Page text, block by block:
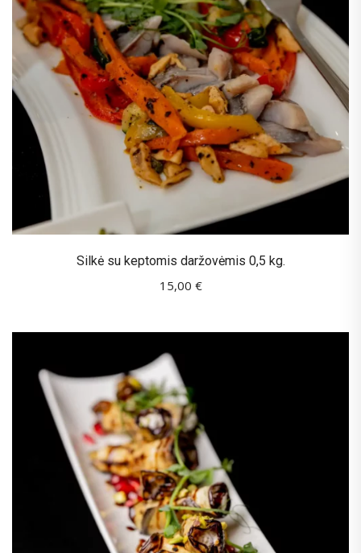
Silkė su keptomis daržovėmis 0,5 kg.
15,00 €